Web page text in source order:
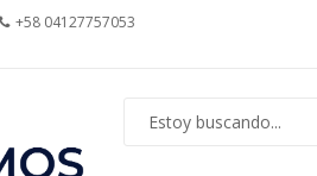
+58 04127757053